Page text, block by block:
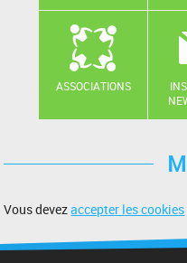
ASSOCIATIONS
Vous devezaccepter les cookies